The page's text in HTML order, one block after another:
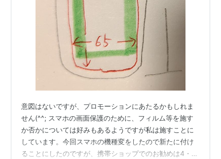
意図はないですが、プロモーションにあたるかもしれま
せん(^^; スマホの画面保護のために、フィルム等を施す
か否かについては好みもあるようですが私は施すことに
しています。今回スマホの機種変をしたので新たに付け
ることにしたのですが、携帯ショップでのお勧めは4・5